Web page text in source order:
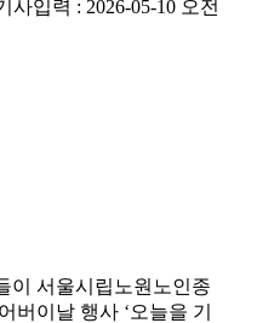
사입력 : 2026-05-10 오전
이 서울시립노원노인종
버이날 행사 ‘오늘을 기